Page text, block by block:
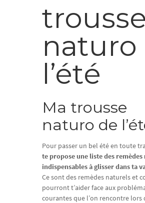
trousse
naturo
l’été
Ma trousse
naturo de
Pour passer un bel été en toute
te propose une liste des
indispensables à glisser dans ta
Ce sont des remèdes naturels et
pourront t’aider face aux
courantes que l’on rencontre lors